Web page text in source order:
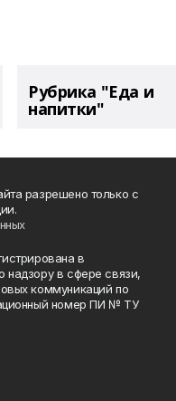
Рубрика "Еда и
напитки"
разрешено только с
в
надзору в сфере связи,
коммуникаций по
номер ПИ № ТУ